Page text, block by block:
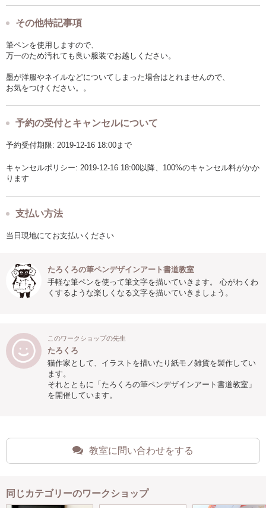
その他特記事項
筆ペンを使用しますので、
万一のため汚れても良い服装でお越しください。
墨が洋服やネイルなどについてしまった場合はとれませんので、
お気をつけください。。
予約の受付とキャンセルについて
予約受付期限: 2019-12-16 18:00まで
キャンセルポリシー: 2019-12-16 18:00以降、100%のキャンセル料がかか
ります
支払い方法
当日現地にてお支払いください
たろくろの筆ペンデザインアート書道教室
手軽な筆ペンを使って筆文字を描いていきます。 心がわくわ
くするような楽しくなる文字を描いていきましょう。
このワークショップの先生
たろくろ
猫作家として、イラストを描いたり紙モノ雑貨を製作してい
ます。
それとともに「たろくろの筆ペンデザインアート書道教室」
を開催しています。
教室に問い合わせをする
同じカテゴリーのワークショップ